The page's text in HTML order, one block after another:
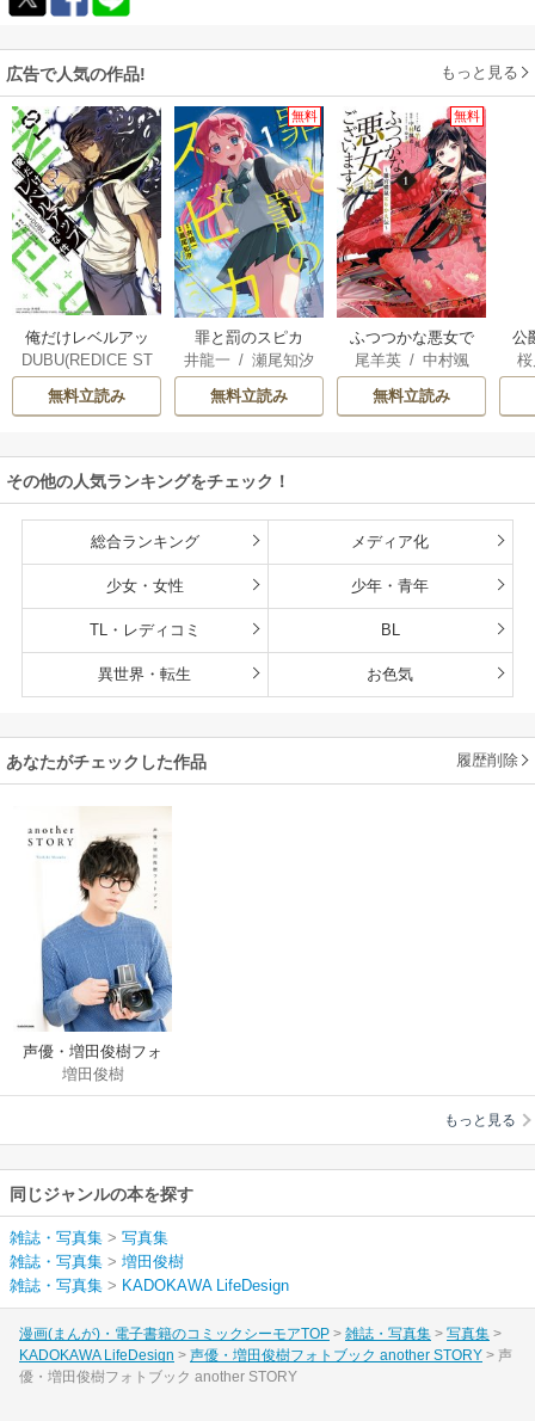
広告で人気の作品! もっと見る
俺だけレベルアッ
プな件
DUBU(REDICE ST
UDIO)
/ Chugong
h-goon
無料立読み
無料
罪と罰のスピカ
井龍一 /瀬尾知汐
無料立読み
無料
ふつつかな悪女で
はございますが ～
雛宮蝶鼠とりかえ
伝～
尾羊英/ 中村颯
希
/ ゆき哉
無料立読み
公
は
その他の人気ランキングをチェック！
総合ランキング メディア化
少女・女性 少年・青年
TL・レディコミ BL
異世界・転生 お色気
あなたがチェックした作品 履歴削除
声優・増田俊樹フォ
トブック another
STORY
増田俊樹
もっと見る
同じジャンルの本を探す
雑誌・写真集 > 写真集
雑誌・写真集 > 増田俊樹
雑誌・写真集 > KADOKAWA LifeDesign
漫画(まんが)・電子書籍のコミックシーモアTOP 雑誌・写真集
写真集
KADOKAWA LifeDesign
声優・増田俊樹フォトブック another STORY
声
優・増田俊樹フォトブック another STORY